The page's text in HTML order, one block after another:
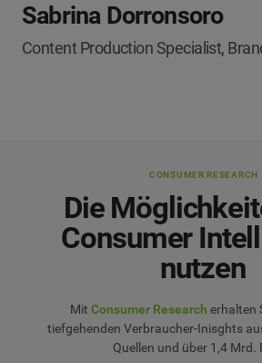
Sabrina Dorronsoro
Content Production Specialist,
CONSUMER RESEARCH
Die
Consumer
nutzen
Mit Consumer Research erhalten
tiefgehenden Verbraucher-Inisghts
Quellen und über 1,4 Mrd.